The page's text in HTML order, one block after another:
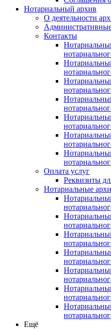
Нотариальный архив
О деятельности
Контакты
Оплата услуг
Реквизиты
Нотариальные
Ещё